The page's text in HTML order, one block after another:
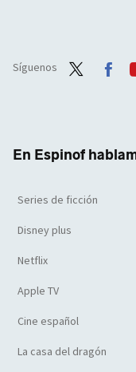
Síguenos
En Espinof
Series de ficción
Disney plus
Netflix
Apple TV
Cine español
La casa del dragón